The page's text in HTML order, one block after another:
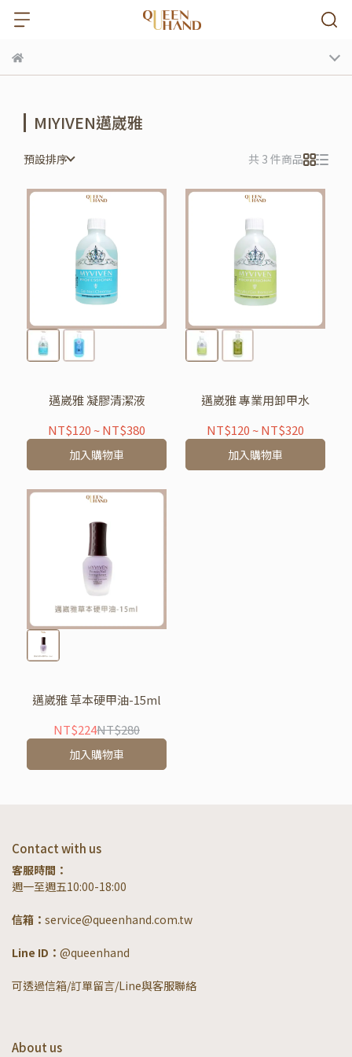
MIYIVEN邁崴雅
預設排序 共 3 件商品
邁崴雅 凝膠清潔液
NT$120 ~NT$380
加入購物車
邁崴雅 專業用卸甲水
NT$120 ~NT$320
加入購物車
邁崴雅 草本硬甲油-15ml
NT$224NT$280
加入購物車
Contact with us
客服時間：
週一至週五10:00-18:00
信箱： service@queenhand.com.tw
Line ID： @queenhand
可透過信箱/訂單留言/Line與客服聯絡
About us